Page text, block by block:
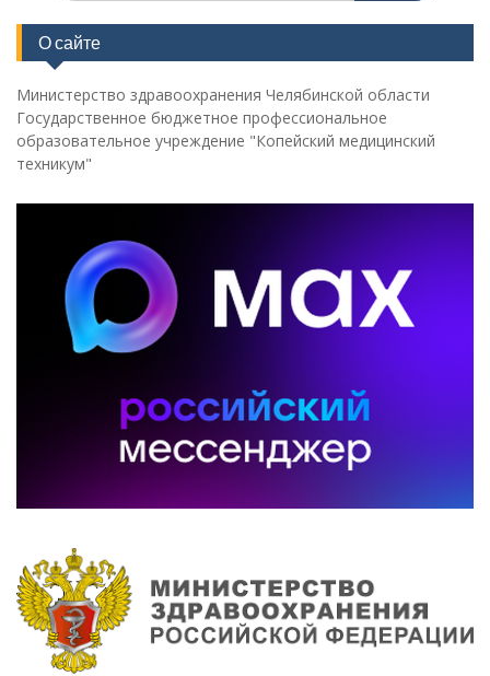
О сайте
Министерство здравоохранения Челябинской области
Государственное бюджетное профессиональное
образовательное учреждение "Копейский медицинский
техникум"